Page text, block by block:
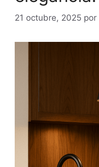
21 octubre, 2025 por